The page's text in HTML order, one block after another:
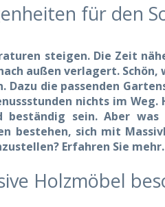
für den
steigen. Die Zeit
außen verlagert. Schön,
Dazu die passenden
nichts im Weg.
sein. Aber
bestehen, sich mit
Erfahren Sie mehr.
Holzmöbel